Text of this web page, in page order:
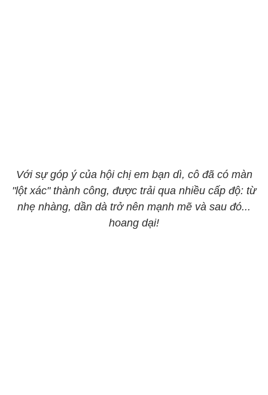
Với sự góp ý của hội chị em bạn dì, cô đã có màn
"lột xác" thành công, được trải qua nhiều cấp độ: từ
nhẹ nhàng, dần dà trở nên mạnh mẽ và sau đó...
hoang dại!